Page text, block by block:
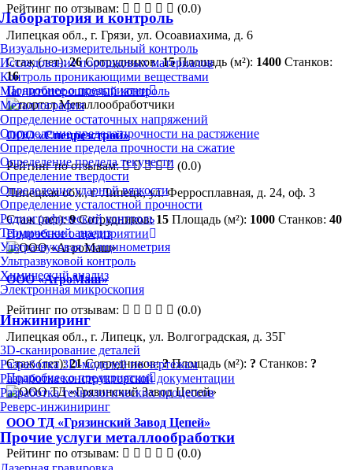
Лаборатория и контроль
Визуально-измерительный контроль
Исследование порошковых материалов
Контроль проникающими веществами
Магнитопорошковый контроль
Металлография
Определение остаточных напряжений
Определение предела прочности на растяжение
Определение предела прочности на сжатие
Определение предела текучести
Определение твердости
Определение ударной вязкости
Определение усталостной прочности
Радиографический контроль
Термический анализ
Ультразвуковая толщинометрия
Ультразвуковой контроль
Химический анализ
Электронная микроскопия
Инжиниринг
3D-сканирование деталей
Разработка 3D-моделей по чертежам
Разработка конструкторской документации
Разработка технологических процессов
Реверс-инжиниринг
Прочие услуги металлообработки
Рейтинг по отзывам:
(0.0)
Липецкая обл., г. Грязи, ул. Осоавиахима, д. 6
Стаж (лет):26 Сотрудников:15 Площадь (м²): 1400 Станков:
16
Подробнее о предприятии
ООО «Спецрезстрой»
Рейтинг по отзывам:
(0.0)
Липецкая обл., г. Липецк, ул. Ферросплавная, д. 24, оф. 3
Стаж (лет):9 Сотрудников:15 Площадь (м²): 1000 Станков: 40
Подробнее о предприятии
ООО «АгроМаш»
Рейтинг по отзывам:
(0.0)
Липецкая обл., г. Липецк, ул. Волгоградская, д. 35Г
Стаж (лет):21 Сотрудников:? Площадь (м²): ? Станков: ?
Подробнее о предприятии
ООО ТД «Грязинский Завод Цепей»
Рейтинг по отзывам: (0.0)